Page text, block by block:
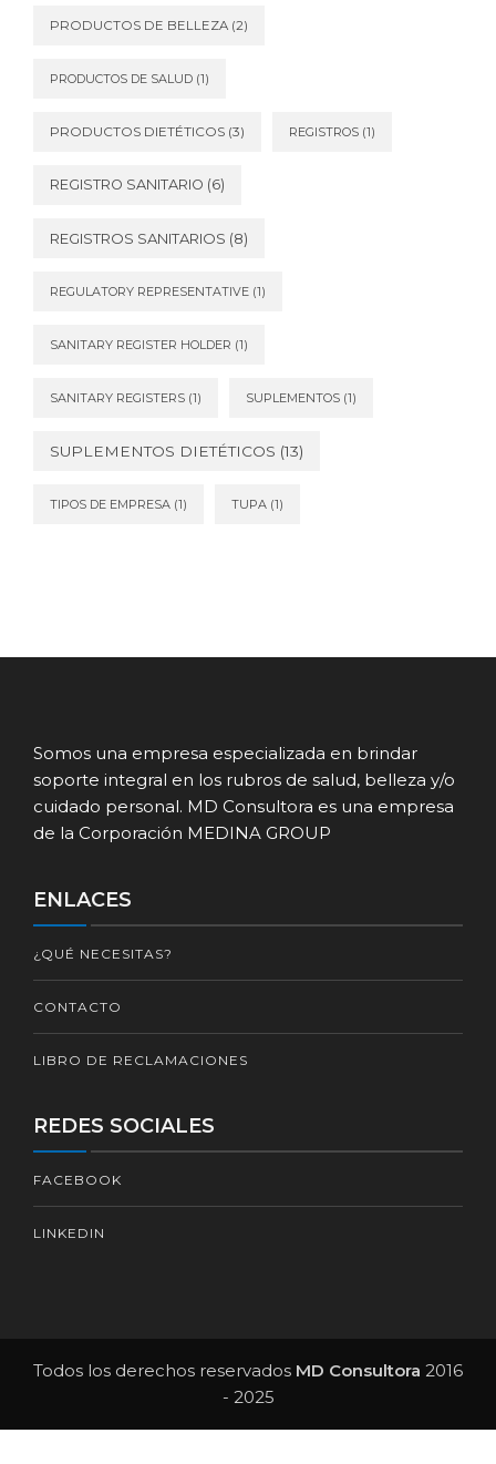
PRODUCTOS DE BELLEZA (2)
PRODUCTOS DE SALUD (1)
PRODUCTOS DIETÉTICOS (3) REGISTROS (1)
REGISTRO SANITARIO (6)
REGISTROS SANITARIOS (8)
REGULATORY REPRESENTATIVE (1)
SANITARY REGISTER HOLDER (1)
SANITARY REGISTERS (1) SUPLEMENTOS (1)
SUPLEMENTOS DIETÉTICOS (13)
TIPOS DE EMPRESA (1) TUPA (1)
Somos una empresa especializada en brindar
soporte integral en los rubros de salud, belleza y/o
cuidado personal. MD Consultora es una empresa
de la Corporación MEDINA GROUP
ENLACES
¿QUÉ NECESITAS?
CONTACTO
LIBRO DE RECLAMACIONES
REDES SOCIALES
FACEBOOK
LINKEDIN
Todos los derechos reservados MD Consultora 2016
- 2025